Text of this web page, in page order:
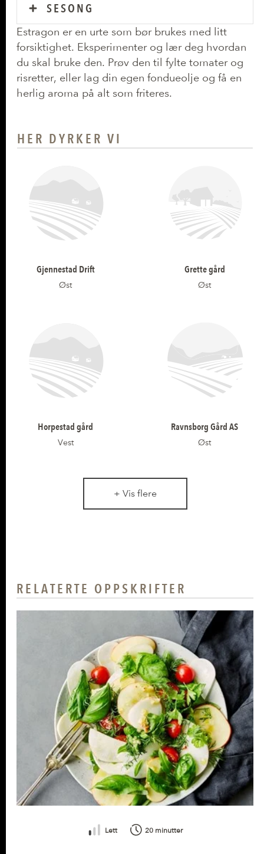
SESONG
Estragon er en urte som bør brukes med litt
forsiktighet. Eksperimenter og lær deg hvordan
du skal bruke den. Prøv den til fylte tomater og
risretter, eller lag din egen fondueolje og få en
herlig aroma på alt som friteres.
HER DYRKER VI
Gjennestad Drift
Øst
Grette gård
Øst
Horpestad gård
Vest
Ravnsborg Gård AS
Øst
+ Vis flere
RELATERTE OPPSKRIFTER
Lett 20 minutter